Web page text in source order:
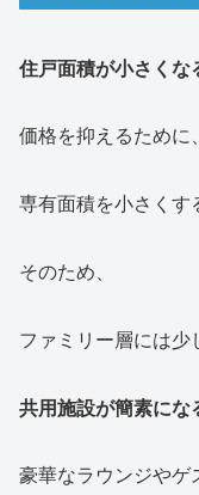
住戸面積が小さくな
価格を抑えるために、
専有面積を小さくす
そのため、
ファミリー層には少
共用施設が簡素にな
豪華なラウンジやゲ